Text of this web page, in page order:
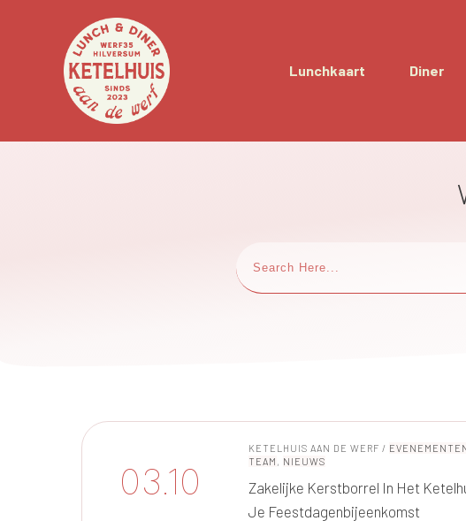
Lunchkaart Diner
03.10
KETELHUIS AAN DE WERF /
TEAM , NIEUWS
Zakelijke Kerstborrel In Het
Je Feestdagenbijeenkomst